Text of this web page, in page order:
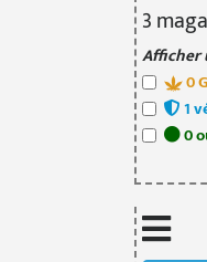
3
Afficher
0
1
0